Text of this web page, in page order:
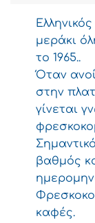
μεράκι
το 1965..
Όταν
στην
γίνεται
βαθμός
καφές.